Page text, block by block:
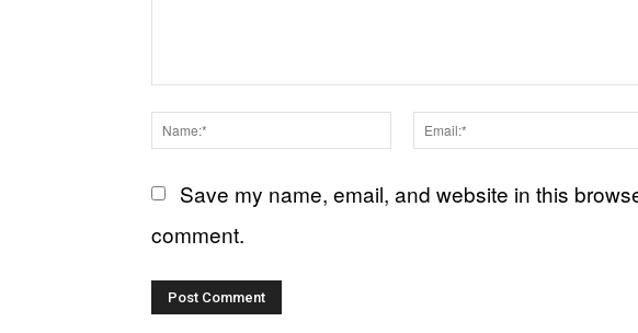
Name:*
Save my name, email, and website in this
comment.